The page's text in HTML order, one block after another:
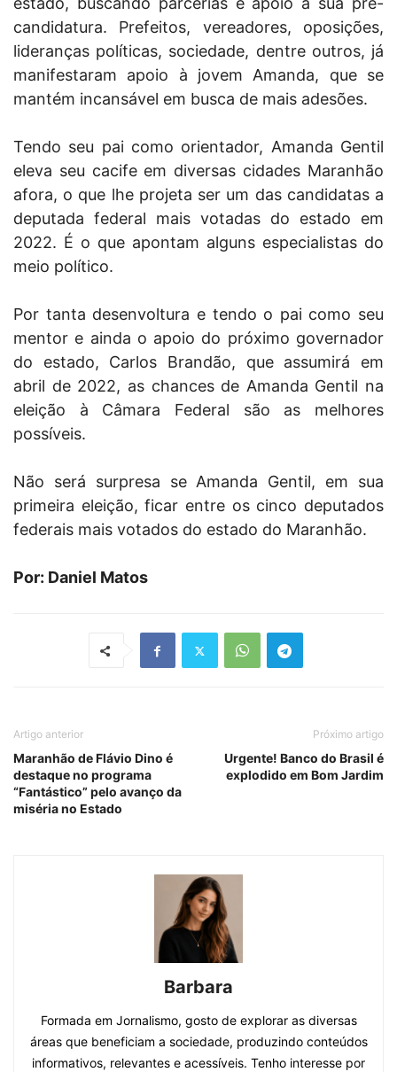
candidatura. Prefeitos, vereadores, oposições,
lideranças políticas, sociedade, dentre outros, já
manifestaram apoio à jovem Amanda, que se
mantém incansável em busca de mais adesões.
Tendo seu pai como orientador, Amanda Gentil
eleva seu cacife em diversas cidades Maranhão
afora, o que lhe projeta ser um das candidatas a
deputada federal mais votadas do estado em
2022. É o que apontam alguns especialistas do
meio político.
Por tanta desenvoltura e tendo o pai como seu
mentor e ainda o apoio do próximo governador
do estado, Carlos Brandão, que assumirá em
abril de 2022, as chances de Amanda Gentil na
eleição à Câmara Federal são as melhores
possíveis.
Não será surpresa se Amanda Gentil, em sua
primeira eleição, ficar entre os cinco deputados
federais mais votados do estado do Maranhão.
Por: Daniel Matos
Artigo anterior
Maranhão de Flávio Dino é
destaque no programa
“Fantástico” pelo avanço da
miséria no Estado
Próximo artigo
Urgente! Banco do Brasil é
explodido em Bom Jardim
Barbara
Formada em Jornalismo, gosto de explorar as diversas
áreas que beneficiam a sociedade, produzindo conteúdos
informativos, relevantes e acessíveis. Tenho interesse por